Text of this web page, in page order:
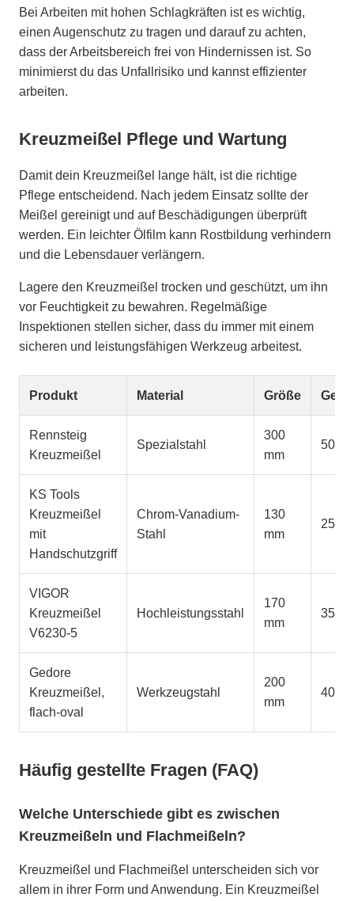
Bei Arbeiten mit hohen Schlagkräften ist es wichtig,
einen Augenschutz zu tragen und darauf zu achten,
dass der Arbeitsbereich frei von Hindernissen ist. So
minimierst du das Unfallrisiko und kannst effizienter
arbeiten.
Kreuzmeißel Pflege und Wartung
Damit dein Kreuzmeißel lange hält, ist die richtige
Pflege entscheidend. Nach jedem Einsatz sollte der
Meißel gereinigt und auf Beschädigungen überprüft
werden. Ein leichter Ölfilm kann Rostbildung verhindern
und die Lebensdauer verlängern.
Lagere den Kreuzmeißel trocken und geschützt, um ihn
vor Feuchtigkeit zu bewahren. Regelmäßige
Inspektionen stellen sicher, dass du immer mit einem
sicheren und leistungsfähigen Werkzeug arbeitest.
Produkt Material Größe
Rennsteig
Kreuzmeißel
Spezialstahl
300
mm
500 g
KS Tools
Kreuzmeißel
mit
Handschutzgriff
Chrom-Vanadium-
Stahl
130
mm
250 g
VIGOR
Kreuzmeißel
V6230-5
Hochleistungsstahl
170
mm
350 g
Gedore
Kreuzmeißel,
flach-oval
Werkzeugstahl
200
mm
400 g
Häufig gestellte Fragen (FAQ)
Welche Unterschiede gibt es zwischen
Kreuzmeißeln und Flachmeißeln?
Kreuzmeißel und Flachmeißel unterscheiden sich vor
allem in ihrer Form und Anwendung. Ein Kreuzmeißel